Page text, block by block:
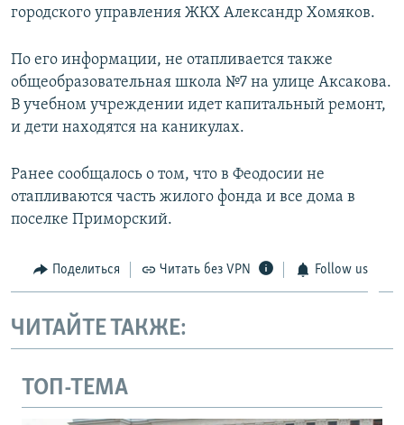
ELIFBE
Все сайты RFE/RL
городского управления ЖКХ Александр Хомяков.
По его информации, не отапливается также
общеобразовательная школа №7 на улице Аксакова.
В учебном учреждении идет капитальный ремонт,
и дети находятся на каникулах.
Ранее сообщалось о том, что в Феодосии не
отапливаются часть жилого фонда и все дома в
поселке Приморский.
Поделиться Читать без VPN Follow us
ЧИТАЙТЕ ТАКЖЕ:
ТОП-ТЕМА